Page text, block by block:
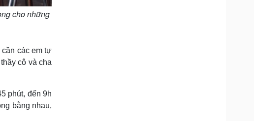
cho những
các em tự
cô và cha
phút, đến 9h
bằng nhau,